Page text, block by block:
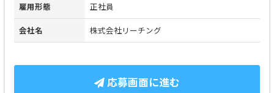
雇用形態 正社員
会社名 株式会社リーチング
応募画面に進む